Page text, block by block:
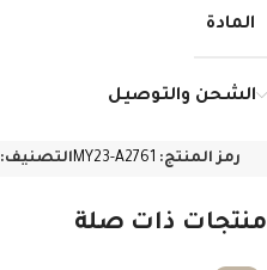
المادة
الشحن والتوصيل
رمز المنتج: MY23-A2761التصنيف:
منتجات ذات صلة